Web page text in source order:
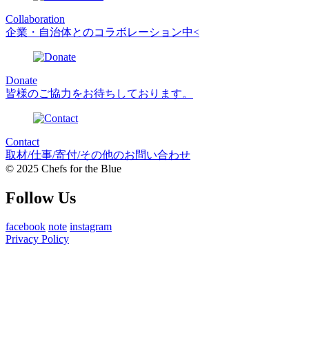
Collaboration
企業・自治体とのコラボレーション中<
Donate
皆様のご協力をお待ちしております。
Contact
取材/仕事/寄付/その他のお問い合わせ
© 2025 Chefs for the Blue
Follow Us
facebook note instagram
Privacy Policy